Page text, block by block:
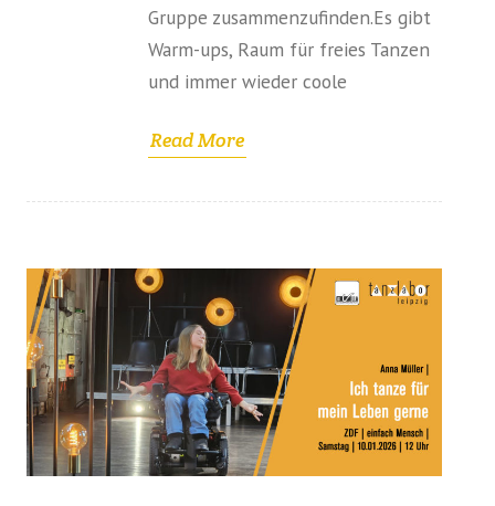
Gruppe zusammenzufinden.Es gibt
Warm-ups, Raum für freies Tanzen
und immer wieder coole
Read More